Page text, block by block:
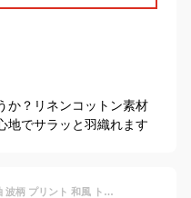
か？リネンコットン素材
地でサラッと羽織れます
羽織 メンズ カーディガン 七分袖 波柄 プリント 和風 トップス アウター 着物 浴衣 花火大会 薄手 速乾 男性用 紳士 UVカット 夏用 きれいめ おしゃれ 送料無料